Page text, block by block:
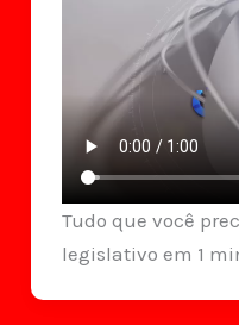
milionário
joias
Rolex
no
RN;
Tudo que você
legislativo em 1